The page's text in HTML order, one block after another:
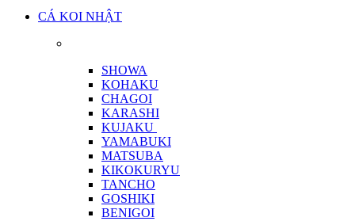
CÁ KOI NHẬT
SHOWA
KOHAKU
CHAGOI
KARASHI
KUJAKU
YAMABUKI
MATSUBA
KIKOKURYU
TANCHO
GOSHIKI
BENIGOI